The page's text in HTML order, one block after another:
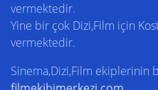
vermektedir.
Yine bir çok Dizi,Film için
vermektedir.
Sinema,Dizi,Film ekiplerinin